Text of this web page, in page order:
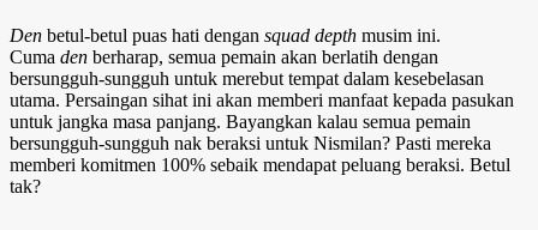
Den betul-betul puas hati dengan squad depth musim ini.
Cuma den berharap, semua pemain akan berlatih dengan
bersungguh-sungguh untuk merebut tempat dalam kesebelasan
utama. Persaingan sihat ini akan memberi manfaat kepada pasukan
untuk jangka masa panjang. Bayangkan kalau semua pemain
bersungguh-sungguh nak beraksi untuk Nismilan? Pasti mereka
memberi komitmen 100% sebaik mendapat peluang beraksi. Betul
tak?